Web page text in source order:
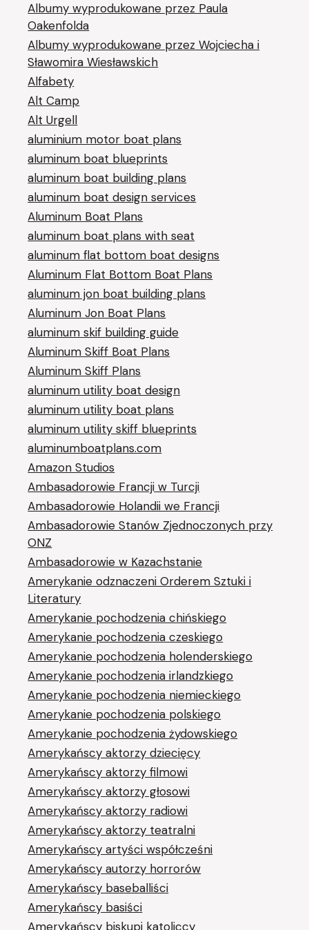
Albumy wyprodukowane przez Paula
Oakenfolda
Albumy wyprodukowane przez Wojciecha i
Sławomira Wiesławskich
Alfabety
Alt Camp
Alt Urgell
aluminium motor boat plans
aluminum boat blueprints
aluminum boat building plans
aluminum boat design services
Aluminum Boat Plans
aluminum boat plans with seat
aluminum flat bottom boat designs
Aluminum Flat Bottom Boat Plans
aluminum jon boat building plans
Aluminum Jon Boat Plans
aluminum skif building guide
Aluminum Skiff Boat Plans
Aluminum Skiff Plans
aluminum utility boat design
aluminum utility boat plans
aluminum utility skiff blueprints
aluminumboatplans.com
Amazon Studios
Ambasadorowie Francji w Turcji
Ambasadorowie Holandii we Francji
Ambasadorowie Stanów Zjednoczonych przy
ONZ
Ambasadorowie w Kazachstanie
Amerykanie odznaczeni Orderem Sztuki i
Literatury
Amerykanie pochodzenia chińskiego
Amerykanie pochodzenia czeskiego
Amerykanie pochodzenia holenderskiego
Amerykanie pochodzenia irlandzkiego
Amerykanie pochodzenia niemieckiego
Amerykanie pochodzenia polskiego
Amerykanie pochodzenia żydowskiego
Amerykańscy aktorzy dziecięcy
Amerykańscy aktorzy filmowi
Amerykańscy aktorzy głosowi
Amerykańscy aktorzy radiowi
Amerykańscy aktorzy teatralni
Amerykańscy artyści współcześni
Amerykańscy autorzy horrorów
Amerykańscy baseballiści
Amerykańscy basiści
Amerykańscy biskupi katoliccy